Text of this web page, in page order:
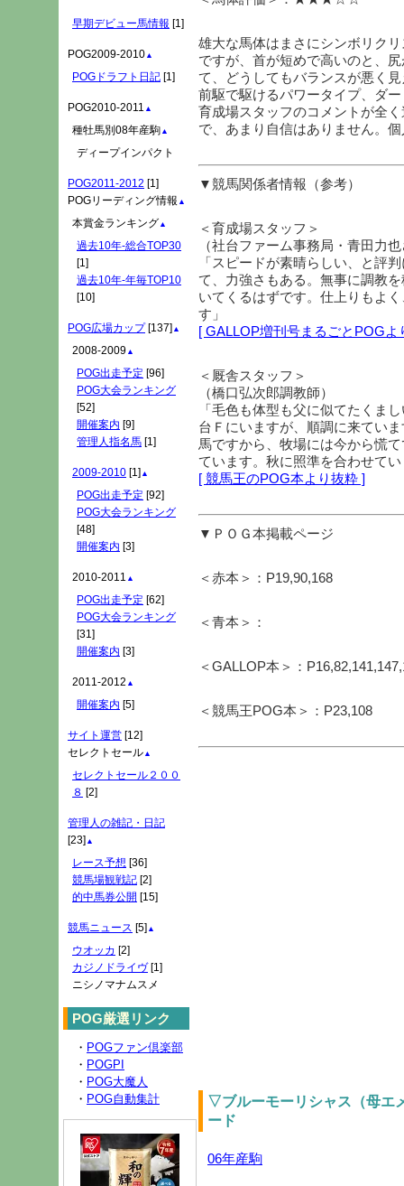
雄大な馬体はまさにシンボリク
ですが、首が短めで高いのと、
て、どうしてもバランスが悪く
前駆で駆けるパワータイプ、ダ
育成場スタッフのコメントが全
で、あまり自信はありません。
▼競馬関係者情報（参考）
＜育成場スタッフ＞
（社台ファーム事務局・青田力
「スピードが素晴らしい、と評
て、力強さもある。無事に調教
いてくるはずです。仕上りもよ
す」
[ GALLOP増刊号まるごとPOGよ
＜厩舎スタッフ＞
（橋口弘次郎調教師）
「毛色も体型も父に似てたくま
台Ｆにいますが、順調に来てい
馬ですから、牧場には今から慌
ています。秋に照準を合わせて
[ 競馬王のPOG本より抜粋 ]
▼ＰＯＧ本掲載ページ
＜赤本＞：P19,90,168
＜青本＞：
＜GALLOP本＞：
＜競馬王POG本＞：P23,108
▽ブルーモーリシャス（母エ
ード
06年産駒
早期デビュー馬情報 [1]
POG2009-2010 ▲
POGドラフト日記 [1]
POG2010-2011 ▲
種牡馬別08年産駒 ▲
ディープインパクト
POG2011-2012 [1]
POGリーディング情報 ▲
本賞金ランキング ▲
過去10年-総合TOP30
[1]
過去10年-年毎TOP10
[10]
POG広場カップ[137] ▲
2008-2009 ▲
POG出走予定 [96]
POG大会ランキング
[52]
開催案内 [9]
管理人指名馬 [1]
2009-2010 [1] ▲
POG出走予定 [92]
POG大会ランキング
[48]
開催案内 [3]
2010-2011 ▲
POG出走予定 [62]
POG大会ランキング
[31]
開催案内 [3]
2011-2012 ▲
開催案内 [5]
サイト運営 [12]
セレクトセール ▲
セレクトセール２００
８ [2]
管理人の雑記・日記
[23] ▲
レース予想 [36]
競馬場観戦記 [2]
的中馬券公開 [15]
競馬ニュース [5] ▲
ウオッカ [2]
カジノドライヴ[1]
ニシノマナムスメ
POG厳選リンク
・ POGファン倶楽部
・ POGPI
・ POG大魔人
・ POG自動集計